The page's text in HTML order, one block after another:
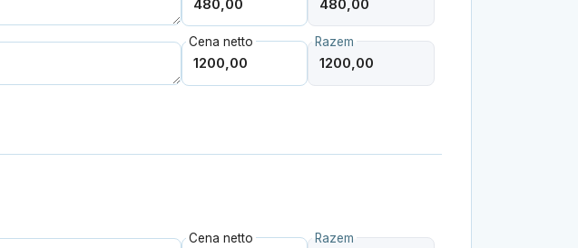
Cena netto Razem
Cena netto Razem